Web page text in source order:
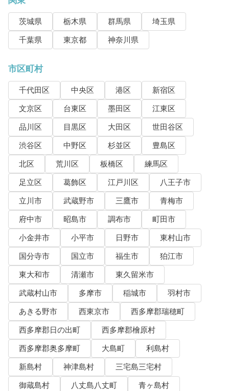
茨城県 栃木県 群馬県
埼玉県
千葉県
東京都 神奈川県
市区町村
千代田区 中央区 港区
新宿区
文京区
台東区 墨田区
江東区
品川区
目黒区 大田区
世田谷区
渋谷区
中野区 杉並区
豊島区
北区
荒川区 板橋区
練馬区
足立区
葛飾区 江戸川区
八王子市
立川市
武蔵野市 三鷹市
青梅市
府中市
昭島市 調布市
町田市
小金井市
小平市 日野市
東村山市
国分寺市
国立市 福生市
狛江市
東大和市
清瀬市
東久留米市
武蔵村山市
多摩市 稲城市
羽村市
あきる野市
西東京市
西多摩郡瑞穂町
西多摩郡日の出町
西多摩郡檜原村
西多摩郡奥多摩町
大島町
利島村
新島村
神津島村
三宅島三宅村
御蔵島村
八丈島八丈町
青ヶ島村